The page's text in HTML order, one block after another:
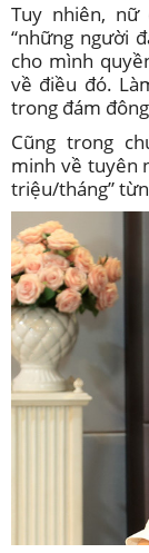
Tuy nhiên,
“những người
cho mình
về điều đó.
trong đám
Cũng trong
minh về tuyên
triệu/tháng”